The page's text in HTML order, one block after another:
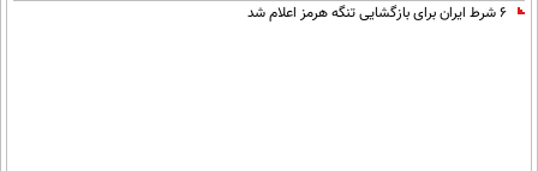
۶ شرط ایران برای بازگشایی تنگه هرمز اعلام شد